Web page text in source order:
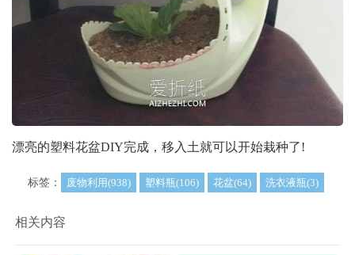
漂亮的塑料花盆DIY完成，移入土就可以开始栽种了!
标签： 废物利用(938) 塑料瓶(106) 花盆(64) 洗衣液瓶(3)
相关内容